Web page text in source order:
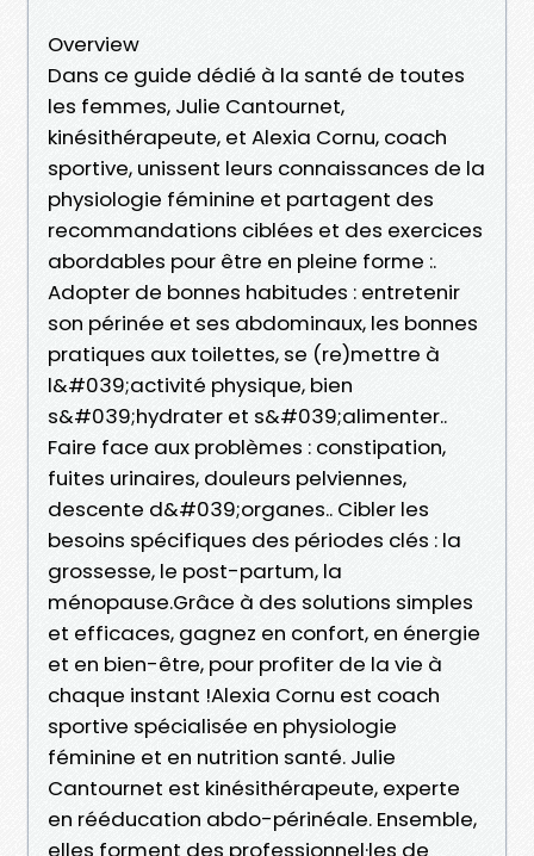
Overview
Dans ce guide dédié à la santé de toutes
les femmes, Julie Cantournet,
kinésithérapeute, et Alexia Cornu, coach
sportive, unissent leurs connaissances de la
physiologie féminine et partagent des
recommandations ciblées et des exercices
abordables pour être en pleine forme :.
Adopter de bonnes habitudes : entretenir
son périnée et ses abdominaux, les bonnes
pratiques aux toilettes, se (re)mettre à
l&#039;activité physique, bien
s&#039;hydrater et s&#039;alimenter..
Faire face aux problèmes : constipation,
fuites urinaires, douleurs pelviennes,
descente d&#039;organes.. Cibler les
besoins spécifiques des périodes clés : la
grossesse, le post-partum, la
ménopause.Grâce à des solutions simples
et efficaces, gagnez en confort, en énergie
et en bien-être, pour profiter de la vie à
chaque instant !Alexia Cornu est coach
sportive spécialisée en physiologie
féminine et en nutrition santé. Julie
Cantournet est kinésithérapeute, experte
en rééducation abdo-périnéale. Ensemble,
elles forment des professionnel·les de